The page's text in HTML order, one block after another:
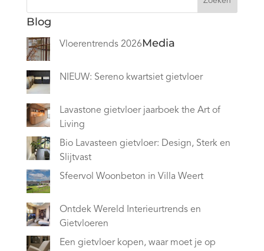
Blog
Vloerentrends 2026
NIEUW: Sereno kwartsiet gietvloer
Lavastone gietvloer jaarboek the Art of
Living
Bio Lavasteen gietvloer: Design, Sterk en
Slijtvast
Sfeervol Woonbeton in Villa Weert
Ontdek Wereld Interieurtrends en
Gietvloeren
Een gietvloer kopen, waar moet je op
Media